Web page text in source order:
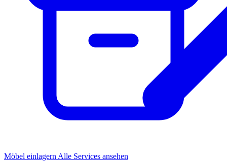
Möbel einlagern Alle Services ansehen